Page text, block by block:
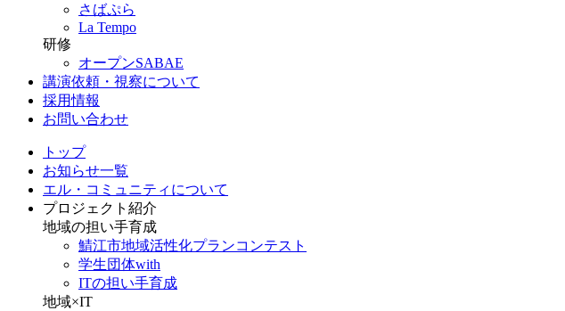
さばぷら
La Tempo
研修
オープンSABAE
講演依頼・視察について
採用情報
お問い合わせ
トップ
お知らせ一覧
エル・コミュニティについて
プロジェクト紹介
地域の担い手育成
鯖江市地域活性化プランコンテスト
学生団体with
ITの担い手育成
地域×IT